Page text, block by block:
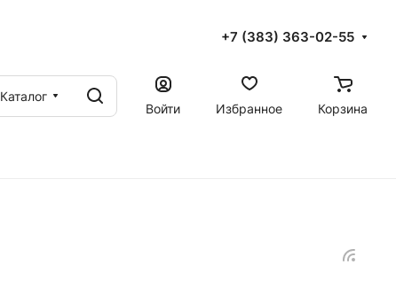
+7 (383) 363-02-55
Каталог
Войти
Избранное Корзина